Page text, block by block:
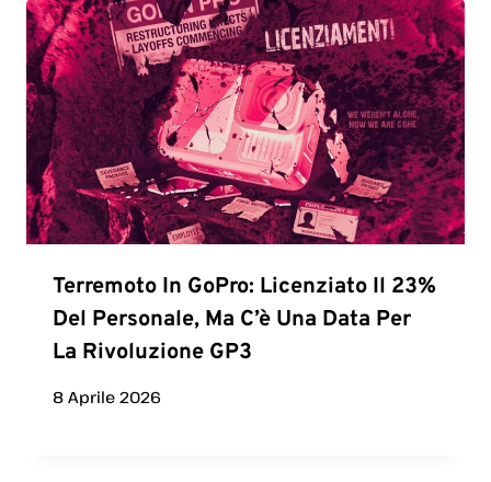
Terremoto In GoPro: Licenziato Il 23%
Del Personale, Ma C’è Una Data Per
La Rivoluzione GP3
8 Aprile 2026